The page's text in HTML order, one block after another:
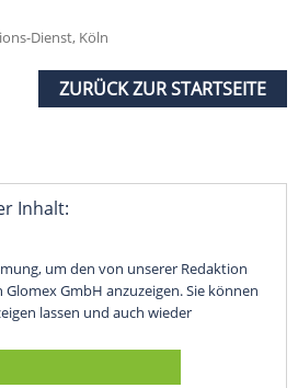
Dienst, Köln
ZURÜCK ZUR STARTSEITE
Inhalt:
um den von unserer Redaktion
GmbH anzuzeigen. Sie können
lassen und auch wieder